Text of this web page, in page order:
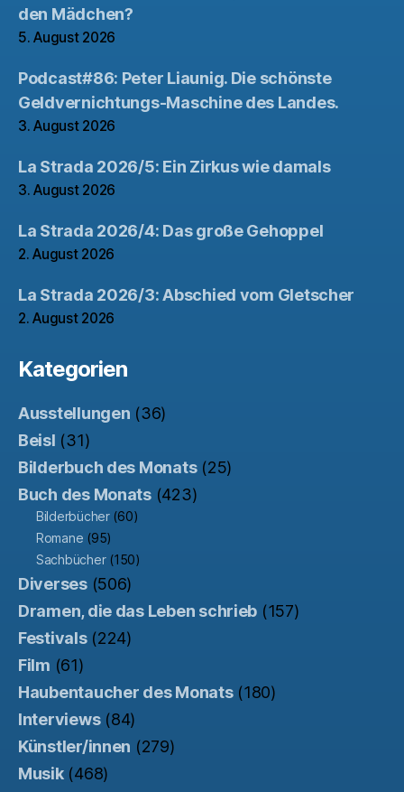
den Mädchen?
5. August 2026
Podcast#86: Peter Liaunig. Die schönste
Geldvernichtungs-Maschine des Landes.
3. August 2026
La Strada 2026/5: Ein Zirkus wie damals
3. August 2026
La Strada 2026/4: Das große Gehoppel
2. August 2026
La Strada 2026/3: Abschied vom Gletscher
2. August 2026
Kategorien
Ausstellungen (36)
Beisl (31)
Bilderbuch des Monats(25)
Buch des Monats(423)
Bilderbücher(60)
Romane (95)
Sachbücher(150)
Diverses(506)
Dramen, die das Leben schrieb (157)
Festivals(224)
Film (61)
Haubentaucher des Monats(180)
Interviews(84)
Künstler/innen (279)
Musik(468)